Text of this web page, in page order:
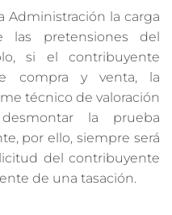
Administración la carga
pretensiones del
si el contribuyente
compra y venta, la
técnico de valoración
la prueba
por ello, siempre será
del contribuyente
de una tasación.